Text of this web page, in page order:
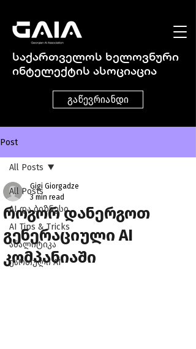
საქართველოს ხელოვნური
ინტელექტის ასოციაცია
გაწევრიანდი
Post
All Posts
AI და ბიზნესი
AI Tips & Tricks
ანალიტიკა
ქართული AI
All Posts
როგორ დანერგოთ
გენერაციული AI
კომპანიაში
Gigi Giorgadze
3 min read